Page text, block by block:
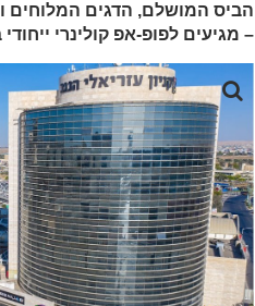
הביס המושלם, הדגים המלוחים
– מגיעים לפופ-אפ קולינרי